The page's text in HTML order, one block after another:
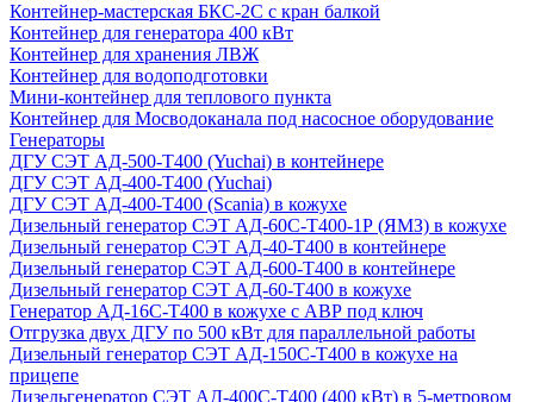
Контейнер-мастерская БКС-2С с кран балкой
Контейнер для генератора 400 кВт
Контейнер для хранения ЛВЖ
Контейнер для водоподготовки
Мини-контейнер для теплового пункта
Контейнер для Мосводоканала под насосное оборудование
Генераторы
ДГУ СЭТ АД-500-Т400 (Yuchai) в контейнере
ДГУ СЭТ АД-400-Т400 (Yuchai)
ДГУ СЭТ АД-400-Т400 (Scania) в кожухе
Дизельный генератор СЭТ АД-60С-Т400-1Р (ЯМЗ) в кожухе
Дизельный генератор СЭТ АД-40-Т400 в контейнере
Дизельный генератор СЭТ АД-600-Т400 в контейнере
Дизельный генератор СЭТ АД-60-Т400 в кожухе
Генератор АД-16С-Т400 в кожухе с АВР под ключ
Отгрузка двух ДГУ по 500 кВт для параллельной работы
Дизельный генератор СЭТ АД-150С-Т400 в кожухе на
прицепе
Дизельгенератор СЭТ АД-400С-Т400 (400 кВт) в 5-метровом